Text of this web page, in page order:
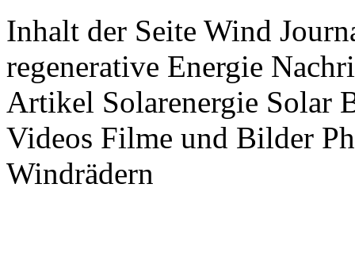
Inhalt der Seite Wind
regenerative Energie
Artikel Solarenergie Solar
Videos Filme und Bilder
Windrädern